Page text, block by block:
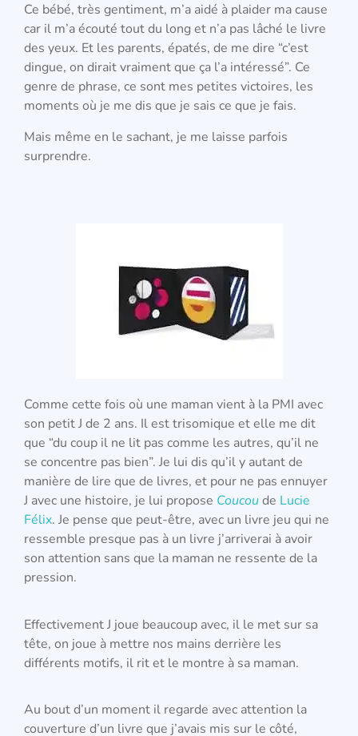
Ce bébé, très gentiment, m’a aidé à plaider ma cause
car il m’a écouté tout du long et n’a pas lâché le livre
des yeux. Et les parents, épatés, de me dire “c’est
dingue, on dirait vraiment que ça l’a intéressé”. Ce
genre de phrase, ce sont mes petites victoires, les
moments où je me dis que je sais ce que je fais.
Mais même en le sachant, je me laisse parfois
surprendre.
Comme cette fois où une maman vient à la PMI avec
son petit J de 2 ans. Il est trisomique et elle me dit
que “du coup il ne lit pas comme les autres, qu’il ne
se concentre pas bien”. Je lui dis qu’il y autant de
manière de lire que de livres, et pour ne pas ennuyer
J avec une histoire, je lui propose Coucoude Lucie
Félix. Je pense que peut-être, avec un livre jeu qui ne
ressemble presque pas à un livre j’arriverai à avoir
son attention sans que la maman ne ressente de la
pression.
Effectivement J joue beaucoup avec, il le met sur sa
tête, on joue à mettre nos mains derrière les
différents motifs, il rit et le montre à sa maman.
Au bout d’un moment il regarde avec attention la
couverture d’un livre que j’avais mis sur le côté,